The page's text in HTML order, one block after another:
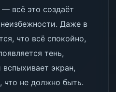
всё это создаёт
Даже в
что всё спокойно,
тень,
экран,
что не должно быть.